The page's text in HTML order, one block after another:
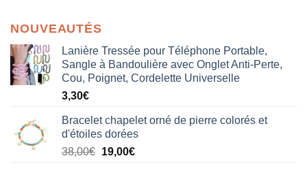
NOUVEAUTÉS
Lanière Tressée pour Téléphone Portable,
Sangle à Bandoulière avec Onglet Anti-Perte,
Cou, Poignet, Cordelette Universelle
3,30€
Bracelet chapelet orné de pierre colorés et
d'étoiles dorées
38,00€ Le
19,00€Le